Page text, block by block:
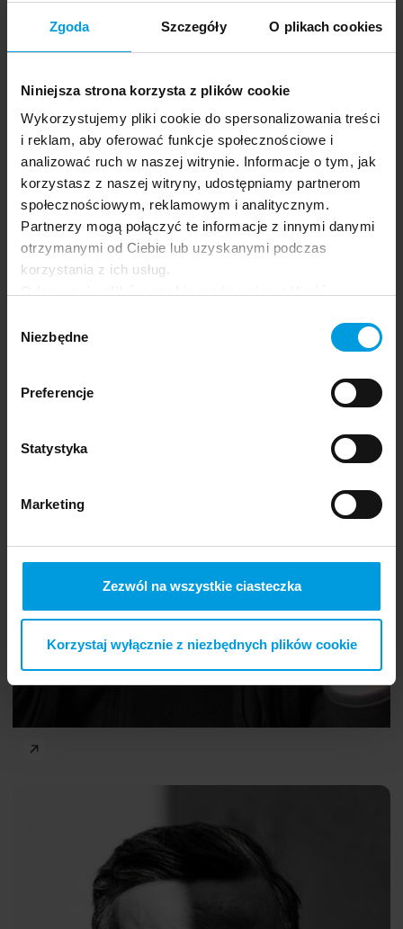
Zgoda Szczegóły O plikach cookies
Niniejsza strona korzysta z plików cookie
Wykorzystujemy pliki cookie do spersonalizowania treści
i reklam, aby oferować funkcje społecznościowe i
analizować ruch w naszej witrynie. Informacje o tym, jak
korzystasz z naszej witryny, udostępniamy partnerom
społecznościowym, reklamowym i analitycznym.
Partnerzy mogą połączyć te informacje z innymi danymi
otrzymanymi od Ciebie lub uzyskanymi podczas
korzystania z ich usług.
oferowanych na naszej stronie, w tym m.in. z
zgody
Niezbędne
Preferencje
Statystyka
Marketing
Zezwól na wszystkie ciasteczka
Korzystaj wyłącznie z niezbędnych plików cookie
Łukasz Müldner-Nieckowski
Frontiers of Psychology
PL
Grzegorz
Iniewicz